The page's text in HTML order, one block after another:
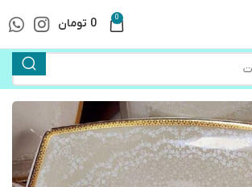
0
0 تومان